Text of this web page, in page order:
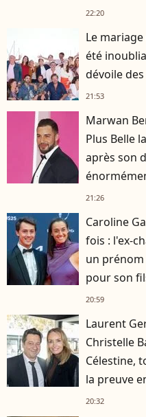
22:20
Le
été
dévoile
21:53
Marwan
Plus Belle
après son
21:26
Caroline
fois : l'ex-
un prénom
pour son
20:59
Laurent
Christelle
Célestine,
la preuve
20:32